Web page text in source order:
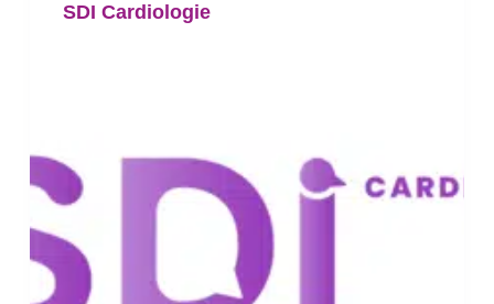
SDI Cardiologie